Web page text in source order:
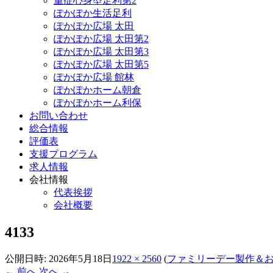
ぽかぽか生活足利
ぽかぽか広場 太田
ぽかぽか広場 太田第2
ぽかぽか広場 太田第3
ぽかぽか広場 太田第5
ぽかぽか広場 館林
ぽかぽかホーム朝倉
ぽかぽかホーム利保
お問い合わせ
総合情報
評価表
支援プログラム
求人情報
会社情報
代表挨拶
会社概要
4133
公開日時: 2026年5月18日 1922 × 2560 (ファミリーデー製作＆